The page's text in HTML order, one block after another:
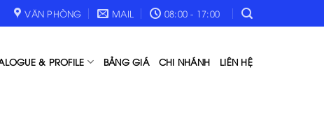
VĂN PHÒNG MAIL 08:00 - 17:00
& PROFILE BẢNG GIÁ CHI NHÁNH LIÊN HỆ